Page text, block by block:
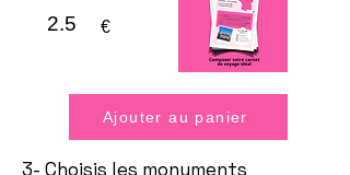
2.5 €
Ajouter au panier
3- Choisis les monuments